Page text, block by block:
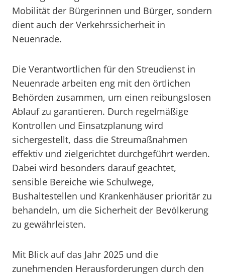
Mobilität der Bürgerinnen und Bürger, sondern
dient auch der Verkehrssicherheit in
Neuenrade.
Die Verantwortlichen für den Streudienst in
Neuenrade arbeiten eng mit den örtlichen
Behörden zusammen, um einen reibungslosen
Ablauf zu garantieren. Durch regelmäßige
Kontrollen und Einsatzplanung wird
sichergestellt, dass die Streumaßnahmen
effektiv und zielgerichtet durchgeführt werden.
Dabei wird besonders darauf geachtet,
sensible Bereiche wie Schulwege,
Bushaltestellen und Krankenhäuser prioritär zu
behandeln, um die Sicherheit der Bevölkerung
zu gewährleisten.
Mit Blick auf das Jahr 2025 und die
zunehmenden Herausforderungen durch den